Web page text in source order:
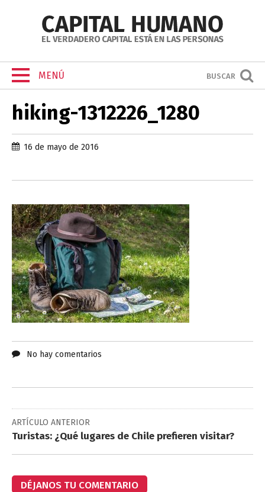
MENÚ BUSCAR
hiking-1312226_1280
16 de mayo de 2016
No hay comentarios
ARTÍCULO ANTERIOR
Turistas: ¿Qué lugares de Chile prefieren visitar?
DÉJANOS TU COMENTARIO